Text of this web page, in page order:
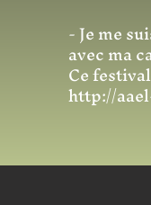
-Je me
avec ma
Ce
http://